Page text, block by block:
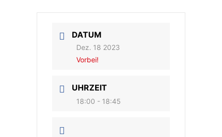
DATUM
Dez. 18 2023
Vorbei!
UHRZEIT
18:00 - 18:45